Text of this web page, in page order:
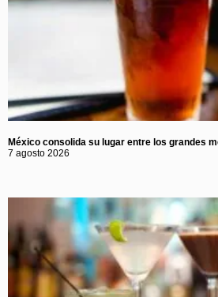
México consolida su lugar entre los grandes
7 agosto 2026